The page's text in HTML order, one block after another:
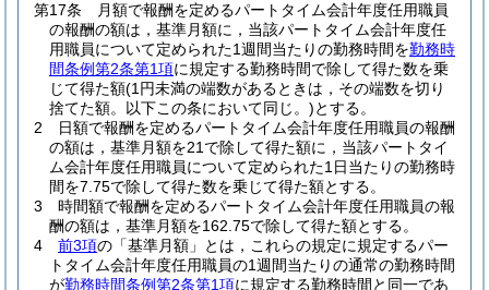
第17条
月額で報酬を定めるパートタイム会計年度任用職員
の報酬の額は，基準月額に，当該パートタイム会計年度任
用職員について定められた1週間当たりの勤務時間を勤務時
間条例第2条第1項に規定する勤務時間で除して得た数を乗
じて得た額(1円未満の端数があるときは，その端数を切り
捨てた額。以下この条において同じ。)とする。
2
日額で報酬を定めるパートタイム会計年度任用職員の報酬
の額は，基準月額を21で除して得た額に，当該パートタイ
ム会計年度任用職員について定められた1日当たりの勤務時
間を7.75で除して得た数を乗じて得た額とする。
3
時間額で報酬を定めるパートタイム会計年度任用職員の報
酬の額は，基準月額を162.75で除して得た額とする。
4
前3項の「基準月額」とは，これらの規定に規定するパー
トタイム会計年度任用職員の1週間当たりの通常の勤務時間
が勤務時間条例第2条第1項に規定する勤務時間と同一であ